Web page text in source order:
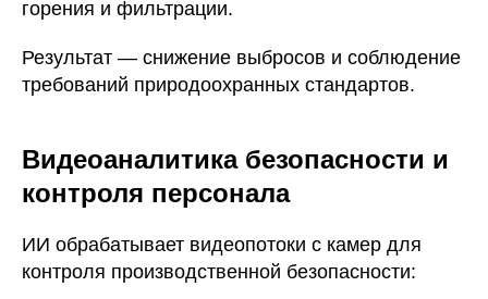
горения и фильтрации.
Результат — снижение выбросов и соблюдение
требований природоохранных стандартов.
Видеоаналитика безопасности и
контроля персонала
ИИ обрабатывает видеопотоки с камер для
контроля производственной безопасности: